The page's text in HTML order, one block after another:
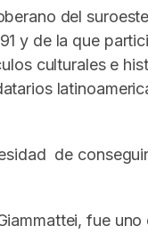
del
y de la que
culturales e
de
fue